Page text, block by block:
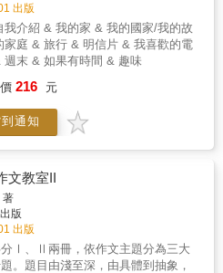
出版
視節目 & 週末 & 如果有時間 & 趣味
216 元
通知
文教室II
著
出版
出版
分Ⅰ、Ⅱ兩冊，依作文主題分為三大
。題目由淺至深，由具體到抽象，